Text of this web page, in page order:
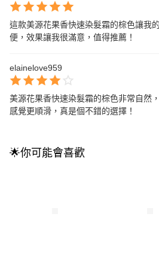
這款美源花果香快速染髮霜的棕色讓我
便，效果讓我很滿意，值得推薦！
elainelove959
美源花果香快速染髮霜的棕色非常自然
感覺更順滑，真是個不錯的選擇！
🌟你可能會喜歡